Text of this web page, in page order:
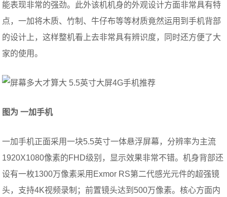
能表现非常的强劲。此外该机机身的外观设计方面非常具有特
点，一加将木质、竹制、牛仔布等等材质竟然运用到手机背部
的设计上，这样整机看上去非常具有辨识度，同时还方便了大
家的使用。
图为 一加手机
一加手机正面采用一块5.5英寸一体悬浮屏幕，分辨率为主流
1920X1080像素的FHD级别，显示效果非常不错。机身背部还
设有一枚1300万像素采用Exmor RS第二代感光元件的超强镜
头，支持4K视频录制；前置镜头达到500万像素。核心方面内